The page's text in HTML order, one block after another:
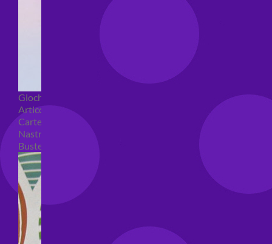
Giochi pirici
Articoli per confezioni regalo
Carte regalo
Nastri e coccarde
Buste regalo